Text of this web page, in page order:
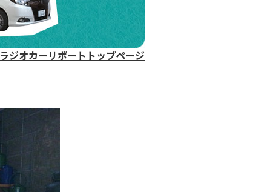
ラジオカーリポートトップページ